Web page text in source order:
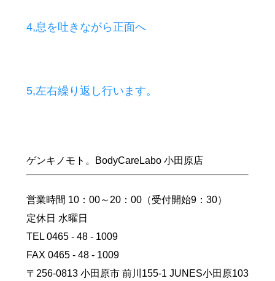
4,息を吐きながら正面へ
5,左右繰り返し行います。
ゲンキノモト。BodyCareLabo 小田原店
営業時間 10：00～20：00（受付開始9：30）
定休日 水曜日
TEL 0465 - 48 - 1009
FAX 0465 - 48 - 1009
〒256-0813 小田原市 前川155-1 JUNES小田原103